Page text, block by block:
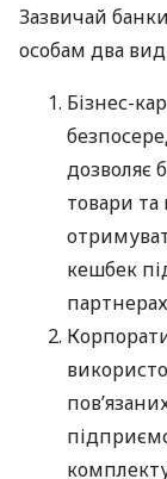
Зазвичай
особам два
Бізнес-
дозволяє
товари та
кешбек